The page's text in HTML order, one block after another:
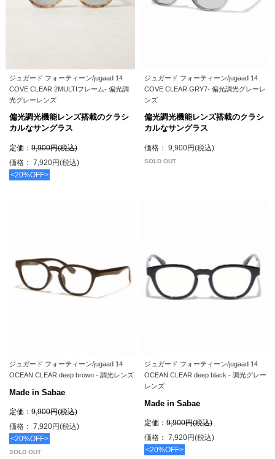
ジュガード フォーティーン/jugaad 14
COVE CLEAR 2MULTIフレーム- 偏光調
光グレーレンズ
偏光調光機能レンズ搭載のクラシ
カルなサングラス
定価：9,900円(税込)
価格： 7,920円(税込)
<20%OFF>
ジュガード フォーティーン/jugaad 14
COVE CLEAR GRY7- 偏光調光グレーレ
ンズ
偏光調光機能レンズ搭載のクラシ
カルなサングラス
価格： 9,900円(税込)
SOLD OUT
ジュガード フォーティーン/jugaad 14
OCEAN CLEAR deep brown - 調光レンズ
Made in Sabae
定価：9,900円(税込)
価格： 7,920円(税込)
<20%OFF>
SOLD OUT
ジュガード フォーティーン/jugaad 14
OCEAN CLEAR deep black - 調光グレー
レンズ
Made in Sabae
定価：9,900円(税込)
価格： 7,920円(税込)
<20%OFF>